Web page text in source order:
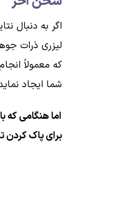
اگر به دنبال
لیزری ذرات
که معمولاً
شما ایجاد
اما هنگامی که
برای پاک کردن